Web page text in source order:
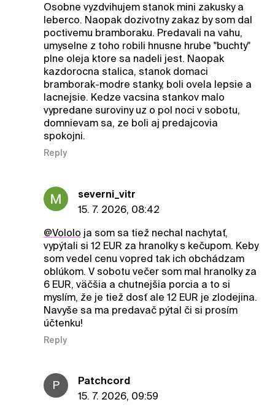
Osobne vyzdvihujem stanok mini zakusky a
leberco. Naopak dozivotny zakaz by som dal
poctivemu bramboraku. Predavali na vahu,
umyselne z toho robili hnusne hrube "buchty"
plne oleja ktore sa nadeli jest. Naopak
kazdorocna stalica, stanok domaci
bramborak-modre stanky, boli ovela lepsie a
lacnejsie. Kedze vacsina stankov malo
vypredane suroviny uz o pol noci v sobotu,
domnievam sa, ze boli aj predajcovia
spokojni.
Reply
severni_vitr
15. 7. 2026, 08:42
@Vololo ja som sa tiež nechal nachytať,
vypýtali si 12 EUR za hranolky s kečupom. Keby
som vedel cenu vopred tak ich obchádzam
oblúkom. V sobotu večer som mal hranolky za
6 EUR, väčšia a chutnejšia porcia a to si
myslím, že je tiež dosť ale 12 EUR je zlodejina.
Navyše sa ma predavač pýtal či si prosím
účtenku!
Reply
P
Patchcord
15. 7. 2026, 09:59